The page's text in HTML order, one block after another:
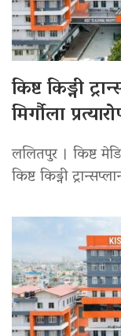
किष्ट किड्नी
मिर्गौला
ललितपुर । किष्ट
किष्ट किड्नी